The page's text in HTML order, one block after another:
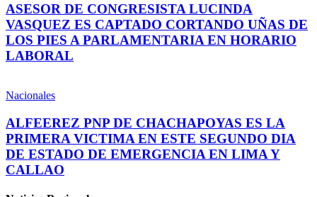
ASESOR DE CONGRESISTA LUCINDA
VASQUEZ ES CAPTADO CORTANDO UÑAS DE
LOS PIES A PARLAMENTARIA EN HORARIO
LABORAL
Nacionales
ALFEEREZ PNP DE CHACHAPOYAS ES LA
PRIMERA VICTIMA EN ESTE SEGUNDO DIA
DE ESTADO DE EMERGENCIA EN LIMA Y
CALLAO